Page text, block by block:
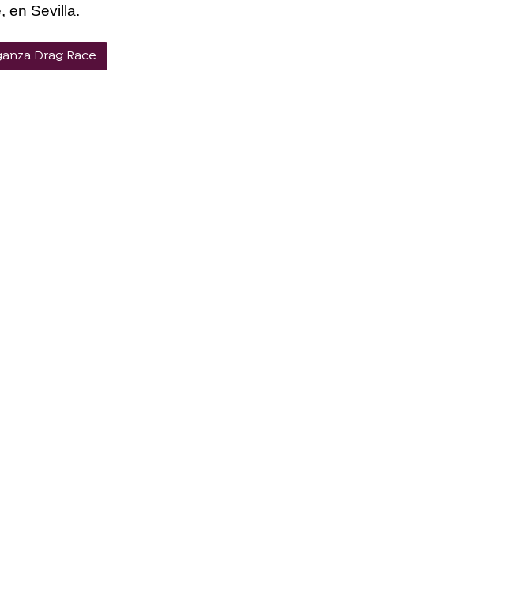
en Sevilla.
Drag Race